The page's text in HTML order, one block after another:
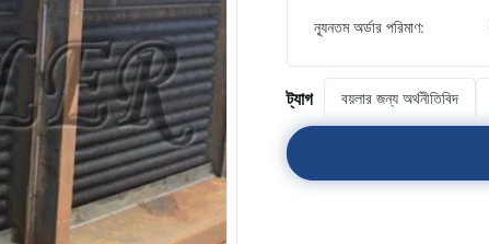
ন্যূনতম অর্ডার পরিমাণ:
ট্যাগ বয়লার জন্য অর্থনীতিবিদ